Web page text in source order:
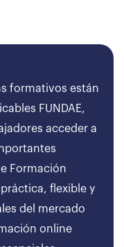
formativos están
FUNDAE,
acceder a
Formación
flexible y
del mercado
online